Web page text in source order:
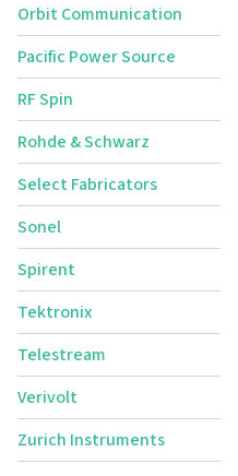
Orbit Communication
Pacific Power Source
RF Spin
Rohde & Schwarz
Select Fabricators
Sonel
Spirent
Tektronix
Telestream
Verivolt
Zurich Instruments